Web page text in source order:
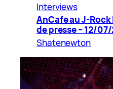
Interviews
AnCafe au J-
de presse – 12/
Shatenewton